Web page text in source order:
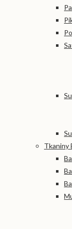
Tkaniny